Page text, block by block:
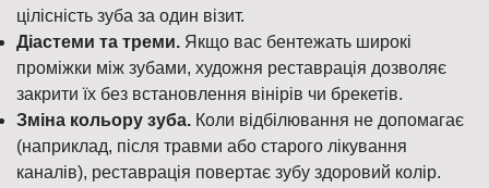
цілісність зуба за один візит.
Діастеми та треми. Якщо вас бентежать широкі
проміжки між зубами, художня реставрація дозволяє
закрити їх без встановлення вінірів чи брекетів.
Зміна кольору зуба. Коли відбілювання не допомагає
(наприклад, після травми або старого лікування
каналів), реставрація повертає зубу здоровий колір.